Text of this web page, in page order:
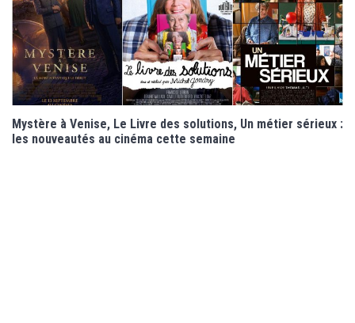
Mystère à Venise, Le Livre des solutions, Un métier sérieux :
les nouveautés au cinéma cette semaine